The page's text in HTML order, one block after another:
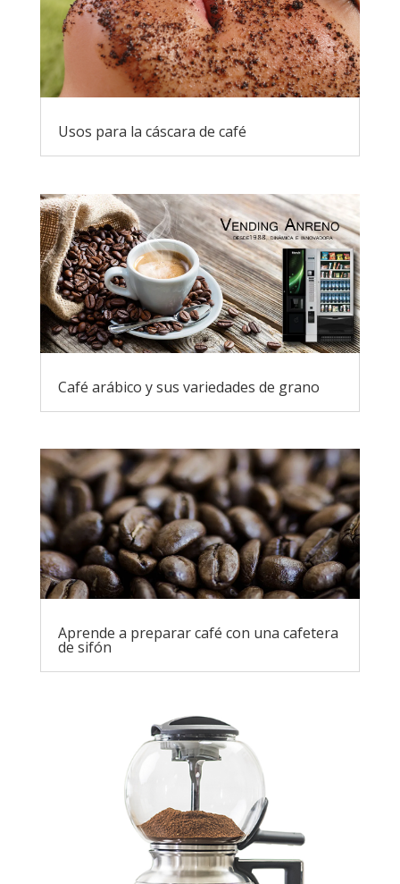
Usos para la cáscara de café
Café arábico y sus variedades de grano
Aprende a preparar café con una cafetera
de sifón